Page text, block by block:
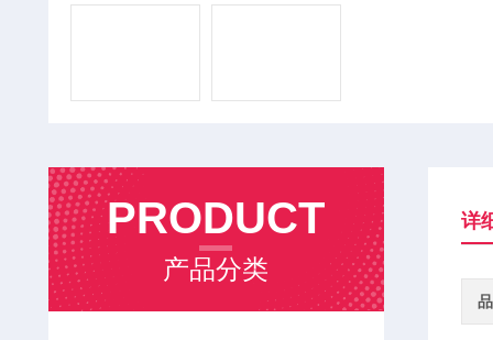
PRODUCT
产品分类
详